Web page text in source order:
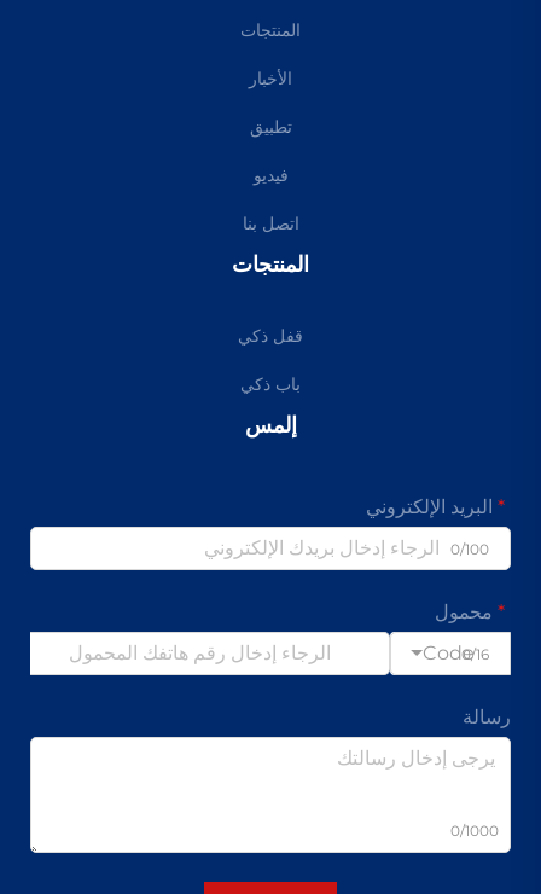
المنتجات
الأخبار
تطبيق
فيديو
اتصل بنا
المنتجات
قفل ذكي
باب ذكي
إلمس
البريد الإلكتروني
0/100
محمول
Code0/16
رسالة
0/1000